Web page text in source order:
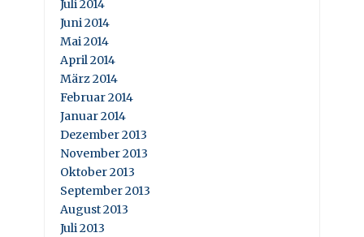
Juli 2014
Juni 2014
Mai 2014
April 2014
März 2014
Februar 2014
Januar 2014
Dezember 2013
November 2013
Oktober 2013
September 2013
August 2013
Juli 2013